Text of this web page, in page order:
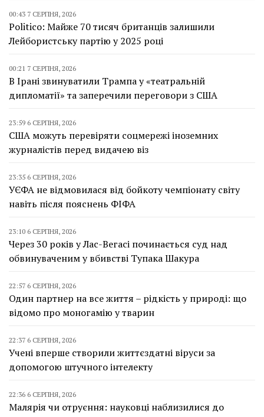
00:43 7 СЕРПНЯ, 2026
Politico: Майже 70 тисяч британців залишили
Лейбористську партію у 2025 році
00:21 7 СЕРПНЯ, 2026
В Ірані звинуватили Трампа у «театральній
дипломатії» та заперечили переговори з США
23:59 6 СЕРПНЯ, 2026
США можуть перевіряти соцмережі іноземних
журналістів перед видачею віз
23:35 6 СЕРПНЯ, 2026
УЄФА не відмовилася від бойкоту чемпіонату світу
навіть після пояснень ФІФА
23:10 6 СЕРПНЯ, 2026
Через 30 років у Лас-Вегасі починається суд над
обвинуваченим у вбивстві Тупака Шакура
22:57 6 СЕРПНЯ, 2026
Один партнер на все життя – рідкість у природі: що
відомо про моногамію у тварин
22:37 6 СЕРПНЯ, 2026
Учені вперше створили життєздатні віруси за
допомогою штучного інтелекту
22:36 6 СЕРПНЯ, 2026
Малярія чи отруєння: науковці наблизилися до